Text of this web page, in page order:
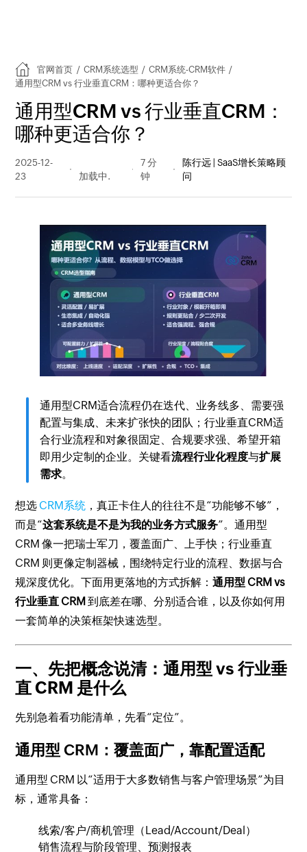
官网首页 / CRM系统选型 / CRM系统-CRM软件 /
通用型CRM vs 行业垂直CRM：哪种更适合你？
通用型CRM vs 行业垂直CRM：
哪种更适合你？
2025-12-
23
量
7 分
钟
陈行远 | SaaS增长策略顾
问
通用型CRM适合流程仍在迭代、业务线多、需要强
配置与集成、未来扩张快的团队；行业垂直CRM适
合行业流程和对象很固定、合规要求强、希望开箱
即用少定制的企业。关键看流程行业化程度与扩展
需求。
想选 CRM系统 ，真正卡住人的往往不是“功能够不够”，
而是“这套系统是不是为我的业务方式服务”。通用型
CRM 像一把瑞士军刀，覆盖面广、上手快；行业垂直
CRM 则更像定制器械，围绕特定行业的流程、数据与合
规深度优化。下面用更落地的方式拆解：通用型 CRM vs
行业垂直 CRM 到底差在哪、分别适合谁，以及你如何用
一套简单的决策框架快速选型。
一、先把概念说清：通用型 vs 行业垂
直 CRM 是什么
先别急着看功能清单，先看“定位”。
通用型 CRM：覆盖面广，靠配置适配
通用型 CRM 以“适用于大多数销售与客户管理场景”为目
标，通常具备：
线索/客户/商机管理（Lead/Account/Deal）
销售流程与阶段管理、预测报表